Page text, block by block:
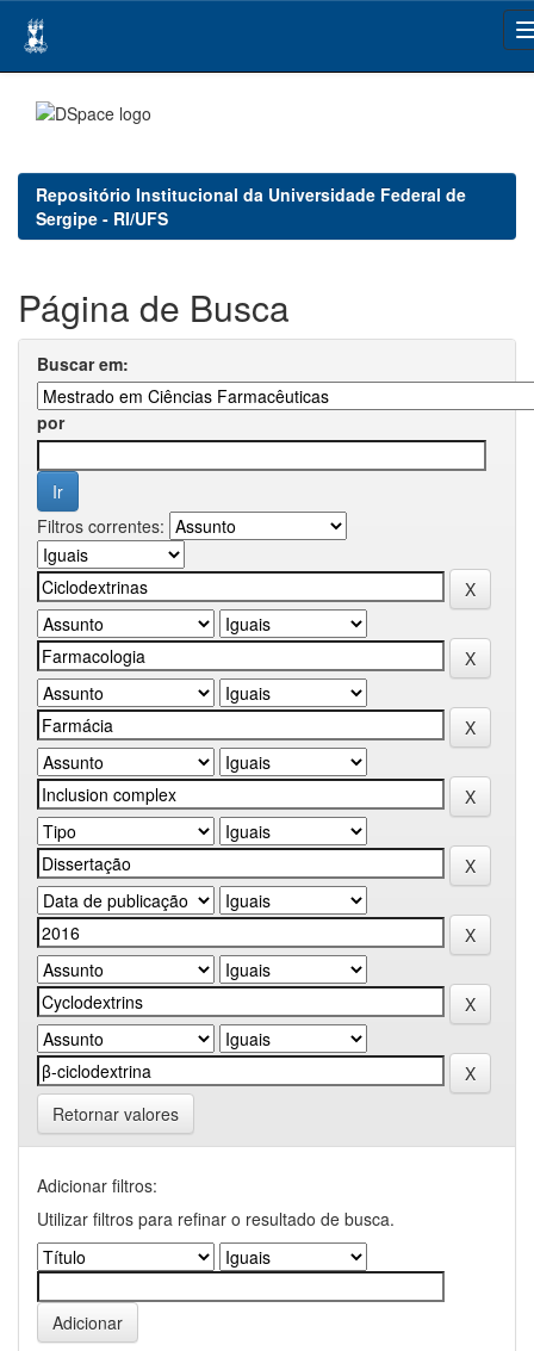
navigation
Repositório Institucional da Universidade Federal de
Sergipe - RI/UFS
Página de Busca
Buscar em:
por
Filtros correntes:
Retornar valores
Adicionar filtros:
Utilizar filtros para refinar o resultado de busca.